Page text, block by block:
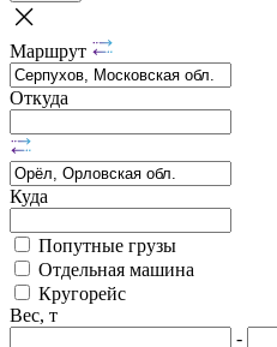
Маршрут
Откуда
Куда
Попутные грузы
Отдельная машина
Кругорейс
Вес, т
-